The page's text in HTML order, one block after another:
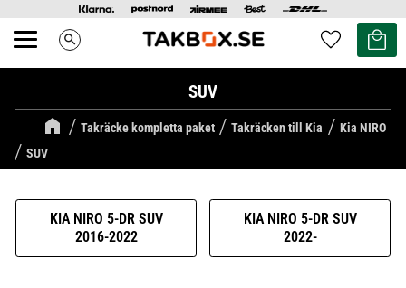
Meny search Favoriter
Kundvagn
SUV
Takräcke kompletta paket Takräcken till Kia
Kia NIRO
SUV
KIA NIRO 5-DR SUV
2016-2022
KIA NIRO 5-DR SUV
2022-